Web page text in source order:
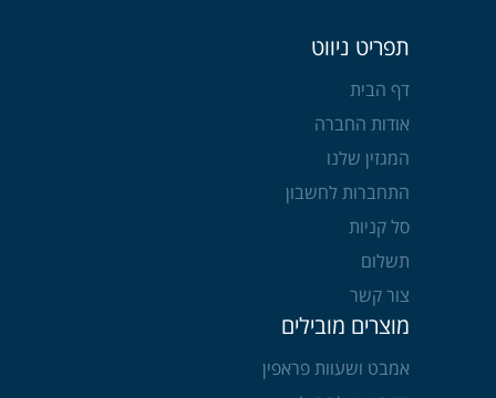
תפריט ניווט
דף הבית
אודות החברה
המגזין שלנו
התחברות לחשבון
סל קניות
תשלום
צור קשר
מוצרים מובילים
אמבט ושעוות פראפין